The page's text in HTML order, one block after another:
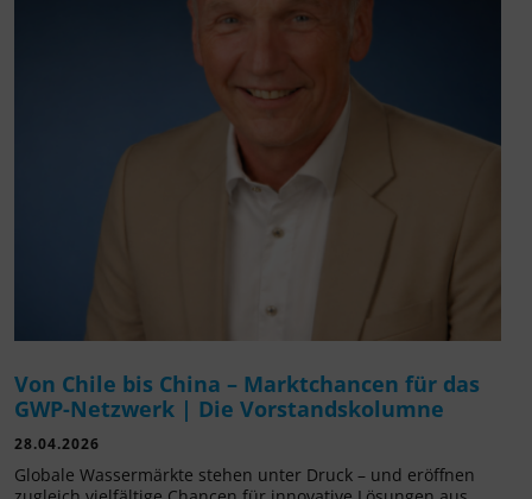
Von Chile bis China – Marktchancen für das
GWP-Netzwerk | Die Vorstandskolumne
28.04.2026
Globale Wassermärkte stehen unter Druck – und eröffnen